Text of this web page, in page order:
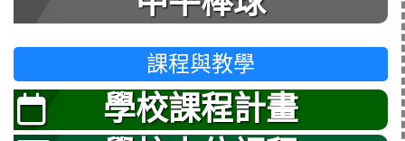
課程與教學
學校課程計畫